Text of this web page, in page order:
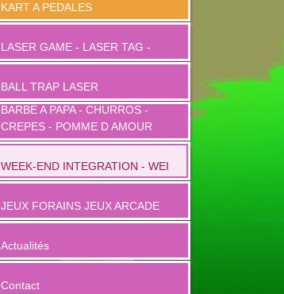
KART A PEDALES
LASER GAME - LASER TAG -
BALL TRAP LASER
BARBE A PAPA - CHURROS -
CREPES - POMME D AMOUR
WEEK-END INTEGRATION - WEI
JEUX FORAINS JEUX ARCADE
Actualités
Contact